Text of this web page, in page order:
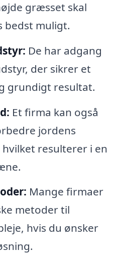
græsset skal
bedst muligt.
De har adgang
der sikrer et
grundigt resultat.
Et firma kan også
jordens
resulterer i en
Mange firmaer
metoder til
hvis du ønsker